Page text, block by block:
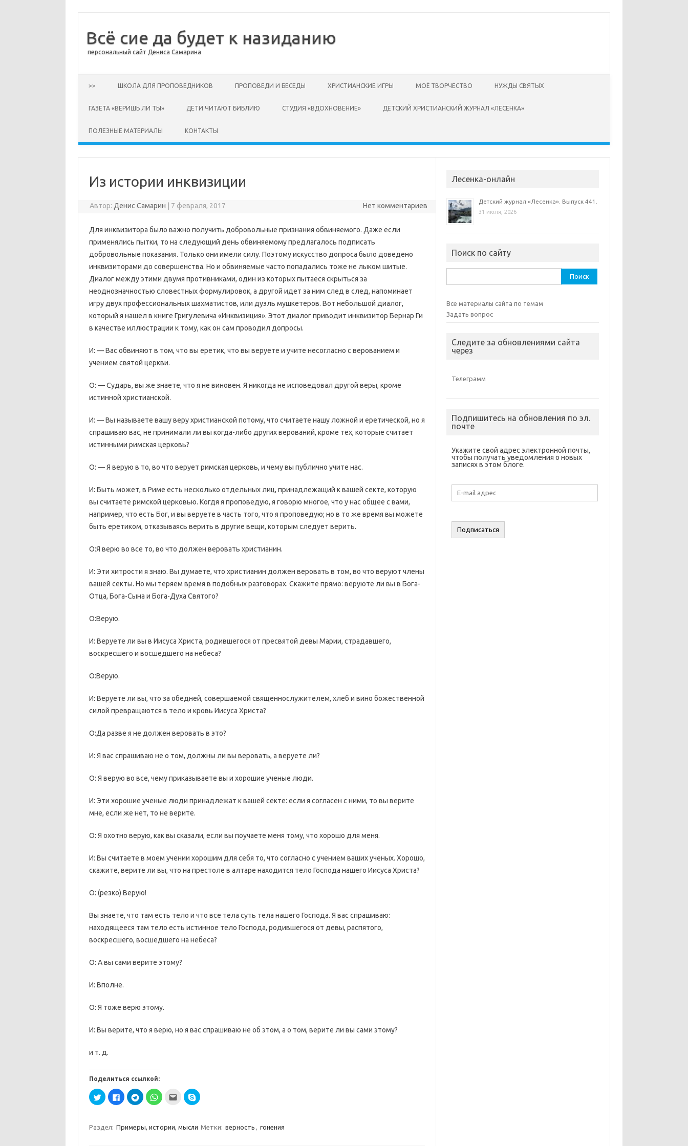
Всё сие да будет к назиданию
персональный сайт Дениса Самарина
>> ШКОЛА ДЛЯ ПРОПОВЕДНИКОВ ПРОПОВЕДИ И БЕСЕДЫ ХРИСТИАНСКИЕ ИГРЫ МОЁ ТВОРЧЕСТВО НУЖДЫ СВЯТЫХ
ГАЗЕТА «ВЕРИШЬ ЛИ ТЫ» ДЕТИ ЧИТАЮТ БИБЛИЮ СТУДИЯ «ВДОХНОВЕНИЕ» ДЕТСКИЙ ХРИСТИАНСКИЙ ЖУРНАЛ «ЛЕСЕНКА»
ПОЛЕЗНЫЕ МАТЕРИАЛЫ КОНТАКТЫ
Из истории инквизиции
Автор: Денис Самарин 7 февраля, 2017 Нет комментариев
Для инквизитора было важно получить добровольные признания обвиняемого. Даже если
применялись пытки, то на следующий день обвиняемому предлагалось подписать
добровольные показания. Только они имели силу. Поэтому искусство допроса было доведено
инквизиторами до совершенства. Но и обвиняемые часто попадались тоже не лыком шитые.
Диалог между этими двумя противниками, один из которых пытаеся скрыться за
неоднозначностью словестных формулировок, а другой идет за ним след в след, напоминает
игру двух профессиональных шахматистов, или дуэль мушкетеров. Вот небольшой диалог,
который я нашел в книге Григулевича «Инквизиция». Этот диалог приводит инквизитор Бернар Ги
в качестве иллюстрации к тому, как он сам проводил допросы.
И: — Вас обвиняют в том, что вы еретик, что вы веруете и учите несогласно с верованием и
учением святой церкви.
О: — Сударь, вы же знаете, что я не виновен. Я никогда не исповедовал другой веры, кроме
истинной христианской.
И: — Вы называете вашу веру христианской потому, что считаете нашу ложной и еретической, но я
спрашиваю вас, не принимали ли вы когда-либо других верований, кроме тех, которые считает
истинными римская церковь?
О: — Я верую в то, во что верует римская церковь, и чему вы публично учите нас.
И: Быть может, в Риме есть несколько отдельных лиц, принадлежащий к вашей секте, которую
вы считаете римской церковью. Когдя я проповедую, я говорю многое, что у нас общее с вами,
например, что есть Бог, и вы веруете в часть того, что я проповедую; но в то же время вы можете
быть еретиком, отказываясь верить в другие вещи, которым следует верить.
О:Я верю во все то, во что должен веровать христианин.
И: Эти хитрости я знаю. Вы думаете, что христианин должен веровать в том, во что веруют члены
вашей секты. Но мы теряем время в подобных разговорах. Скажите прямо: веруюте ли вы в Бога-
Отца, Бога-Сына и Бога-Духа Святого?
О:Верую.
И: Веруете ли вы в Иисуса Христа, родившегося от пресвятой девы Марии, страдавшего,
воскресшего и восшедшего на небеса?
О:Верую.
И: Веруете ли вы, что за обедней, совершаемой священнослужителем, хлеб и вино божественной
силой превращаются в тело и кровь Иисуса Христа?
О:Да разве я не должен веровать в это?
И: Я вас спрашиваю не о том, должны ли вы веровать, а веруете ли?
О: Я верую во все, чему приказываете вы и хорошие ученые люди.
И: Эти хорошие ученые люди принадлежат к вашей секте: если я согласен с ними, то вы верите
мне, если же нет, то не верите.
О: Я охотно верую, как вы сказали, если вы поучаете меня тому, что хорошо для меня.
И: Вы считаете в моем учении хорошим для себя то, что согласно с учением ваших ученых. Хорошо,
скажите, верите ли вы, что на престоле в алтаре находится тело Господа нашего Иисуса Христа?
О: (резко) Верую!
Вы знаете, что там есть тело и что все тела суть тела нашего Господа. Я вас спрашиваю:
находящееся там тело есть истинное тело Господа, родившегося от девы, распятого,
воскресшего, восшедшего на небеса?
О: А вы сами верите этому?
И: Вполне.
О: Я тоже верю этому.
И: Вы верите, что я верю, но я вас спрашиваю не об этом, а о том, верите ли вы сами этому?
и т. д.
Поделиться ссылкой:
Н
а
т
е
Н
а
т
е
Н
а
т
е
Н
а
т
е
т
ь
Н
а
т
е
Раздел: Примеры, истории, мысли Метки: верность , гонения
Лесенка-онлайн
Детский журнал «Лесенка». Выпуск 441.
31 июля, 2026
Поиск по сайту
Все материалы сайта по темам
Задать вопрос
Следите за обновлениями сайта
через
Телеграмм
Подпишитесь на обновления по эл.
почте
Укажите свой адрес электронной почты,
чтобы получать уведомления о новых
записях в этом блоге.
E-
mail
адрес
Подписаться